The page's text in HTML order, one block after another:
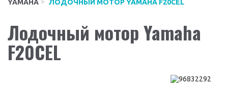
YAMAHA
ЛОДОЧНЫЙ МОТОР YAMAHA F20CEL
Лодочный мотор Yamaha
F20CEL